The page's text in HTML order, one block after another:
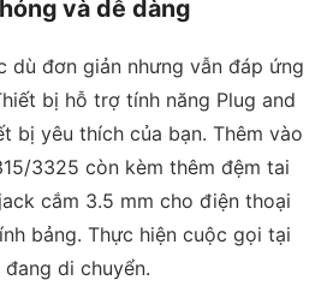
và dễ dàng
dù đơn giản nhưng vẫn đáp ứng
bị hỗ trợ tính năng Plug and
bị yêu thích của bạn. Thêm vào
3325 còn kèm thêm đệm tai
cắm 3.5 mm cho điện thoại
bảng. Thực hiện cuộc gọi tại
di chuyển.